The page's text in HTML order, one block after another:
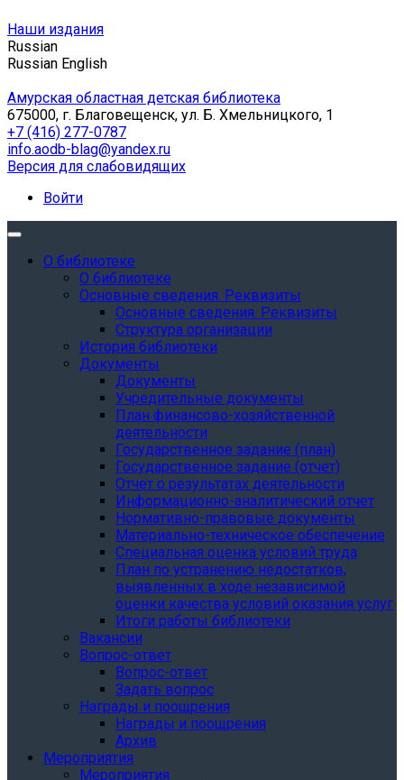
Наши издания
Russian
Russian English
Амурская областная детская библиотека
675000, г. Благовещенск, ул. Б. Хмельницкого, 1
+7 (416) 277-0787
info.aodb-blag@yandex.ru
Версия для слабовидящих
Войти
О библиотеке
О библиотеке
Основные сведения. Реквизиты
Основные сведения. Реквизиты
Структура организации
История библиотеки
Документы
Документы
Учредительные документы
План финансово-хозяйственной
деятельности
Государственное задание (план)
Государственное задание (отчет)
Отчет о результатах деятельности
Информационно-аналитический отчет
Нормативно-правовые документы
Материально-техническое обеспечение
Специальная оценка условий труда
План по устранению недостатков,
выявленных в ходе независимой
оценки качества условий оказания услуг
Итоги работы библиотеки
Вакансии
Вопрос-ответ
Вопрос-ответ
Задать вопрос
Награды и поощрения
Награды и поощрения
Архив
Мероприятия
Мероприятия